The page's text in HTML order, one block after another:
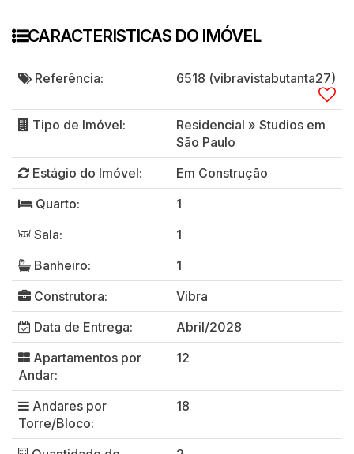
CARACTERISTICAS DO IMÓVEL
Referência: 6518 (vibravistabutanta27)
Tipo de Imóvel: Residencial » Studios em
São Paulo
Estágio do Imóvel:
Em Construção
Quarto:
1
Sala:
1
Banheiro:
1
Construtora:
Vibra
Data de Entrega:
Abril/2028
Apartamentos por
Andar:
12
Andares por
Torre/Bloco:
18